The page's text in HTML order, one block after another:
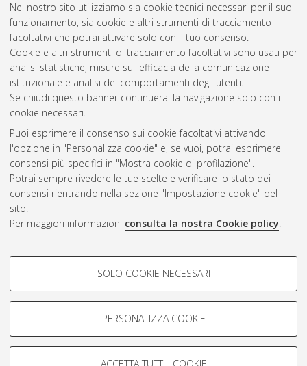
Nel nostro sito utilizziamo sia cookie tecnici necessari per il suo
funzionamento, sia cookie e altri strumenti di tracciamento
facoltativi che potrai attivare solo con il tuo consenso.
Cookie e altri strumenti di tracciamento facoltativi sono usati per
analisi statistiche, misure sull'efficacia della comunicazione
istituzionale e analisi dei comportamenti degli utenti.
Se chiudi questo banner continuerai la navigazione solo con i
cookie necessari.
Puoi esprimere il consenso sui cookie facoltativi attivando
l'opzione in "Personalizza cookie" e, se vuoi, potrai esprimere
consensi più specifici in "Mostra cookie di profilazione".
Potrai sempre rivedere le tue scelte e verificare lo stato dei
consensi rientrando nella sezione "Impostazione cookie" del
sito.
Per maggiori informazioni consulta la nostra Cookie policy.
COOKIE DI PROFILAZIONE -
Si tratta di cookie utilizzati per analizzare le caratteristiche della
navigazione degli utenti, creare profili in base al loro comportamento
Mostra cookie di profilazione
SOLO COOKIE NECESSARI
PERSONALIZZA COOKIE
video per un processo di identificazione di una fotocamera
sorgente.[Laurea magistrale], Università di Bologna, Corso di
Studio inInformatica [LM-DM270]
Questa lista e' stata generata ilSun Aug 9 11:32:05 2026
CEST
Atom
Rss 1.0
Rss 2.0
AMS Laurea
Impostazioni Cookie
Informativa sulla privacy
Condizioni d’uso del sito